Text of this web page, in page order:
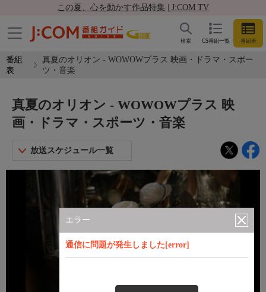
この夏、心を動かす作品特集 | J:COM TV
CS番組一覧 番組表
検索
番組
表
真夏のオリオン - WOWOWプラス 映画・ドラマ・スポー
ツ・音楽
エラー
通信に問題が発生しました[error]
真夏のオリオン - WOWOWプラス 映
画・ドラマ・スポーツ・音楽
放送スケジュール一覧